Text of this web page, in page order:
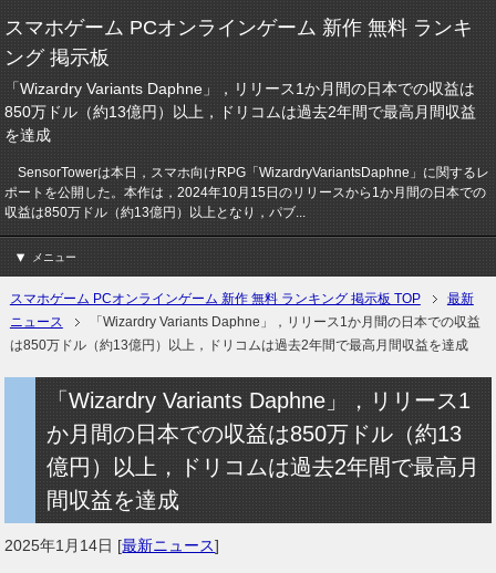
スマホゲーム PCオンラインゲーム 新作 無料 ランキ
ング 掲示板
「Wizardry Variants Daphne」，リリース1か月間の日本での収益は
850万ドル（約13億円）以上，ドリコムは過去2年間で最高月間収益
を達成
SensorTowerは本日，スマホ向けRPG「WizardryVariantsDaphne」に関するレ
ポートを公開した。本作は，2024年10月15日のリリースから1か月間の日本での
収益は850万ドル（約13億円）以上となり，パブ...
メニュー
スマホゲーム PCオンラインゲーム 新作 無料 ランキング 掲示板 TOP
最新
ニュース
「Wizardry Variants Daphne」，リリース1か月間の日本での収益
は850万ドル（約13億円）以上，ドリコムは過去2年間で最高月間収益を達成
「Wizardry Variants Daphne」，リリース1
か月間の日本での収益は850万ドル（約13
億円）以上，ドリコムは過去2年間で最高月
間収益を達成
2025年1月14日 [最新ニュース]